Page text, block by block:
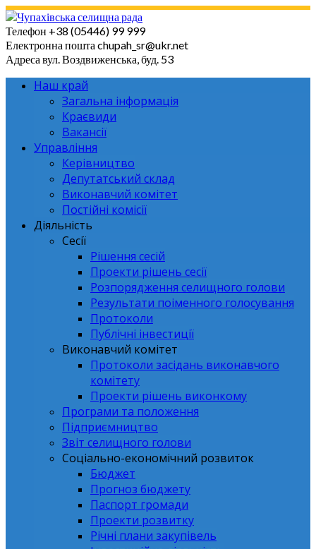
Skip
to
content
Телефон +38 (05446) 99 999
Електронна пошта chupah_sr@ukr.net
Адреса вул. Воздвиженська, буд. 53
Наш край
Загальна інформація
Краєвиди
Вакансії
Управління
Керівництво
Депутатський склад
Виконавчий комітет
Постійні комісії
Діяльність
Сесії
Рішення сесій
Проекти рішень сесії
Розпорядження селищного голови
Результати поіменного голосування
Протоколи
Публічні інвестиції
Виконавчий комітет
Протоколи засідань виконавчого
комітету
Проекти рішень виконкому
Програми та положення
Підприємництво
Звіт селищного голови
Соціально-економічний розвиток
Бюджет
Прогноз бюджету
Паспорт громади
Проекти розвитку
Річні плани закупівель